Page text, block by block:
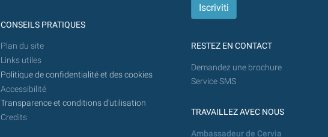
CONSEILS PRATIQUES
Plan du site
Links utiles
Politique de confidentialité et des cookies
Accessibilité
Transparence et conditions d'utilisation
Credits
RESTEZ EN CONTACT
Demandez une brochure
Service SMS
TRAVAILLEZ AVEC NOUS
Ambassadeur de Cervia